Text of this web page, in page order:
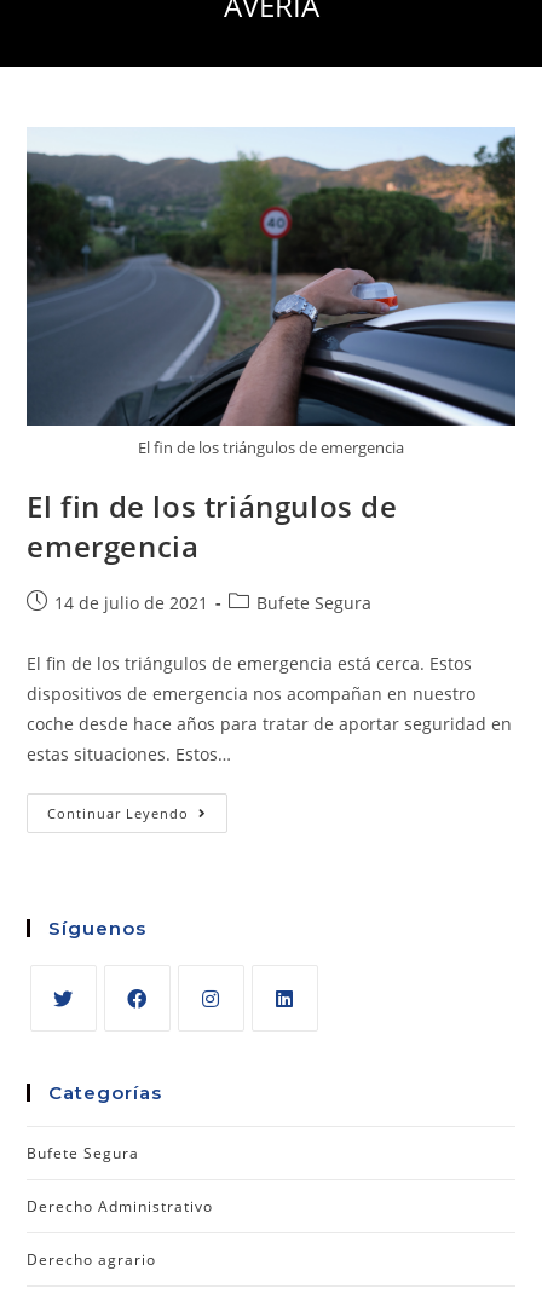
El fin de los triángulos de emergencia
El fin de los triángulos de
emergencia
14 de julio de 2021 Bufete Segura
El fin de los triángulos de emergencia está cerca. Estos
dispositivos de emergencia nos acompañan en nuestro
coche desde hace años para tratar de aportar seguridad en
estas situaciones. Estos…
Continuar Leyendo
Síguenos
Categorías
Bufete Segura
Derecho Administrativo
Derecho agrario